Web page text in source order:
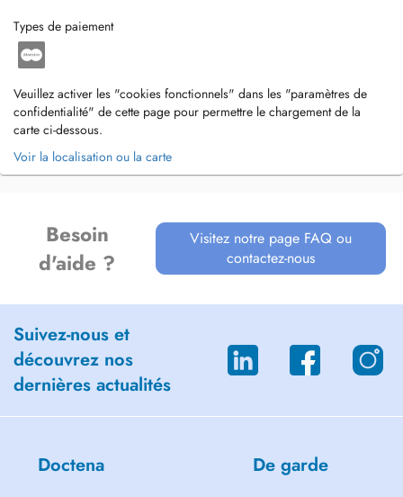
Types de paiement
Veuillez activer les "cookies fonctionnels" dans les "paramètres de
confidentialité" de cette page pour permettre le chargement de la
carte ci-dessous.
Voir la localisation ou la carte
Besoin
d'aide ?
Visitez notre page FAQ ou
contactez-nous
Suivez-nous et
découvrez nos
dernières actualités
Doctena De garde